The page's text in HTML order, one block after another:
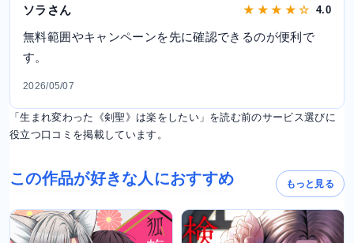
ソラさん ★ ★ ★ ★ ☆ 4.0
無料範囲やキャンペーンを先に確認できるのが便利で
す。
2026/05/07
「生まれ変わった《剣聖》は楽をしたい」を読む前のサービス選びに
役立つ口コミを掲載しています。
この作品が好きな人におすすめ もっと見る